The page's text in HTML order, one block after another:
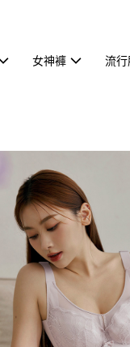
女神褲 流行